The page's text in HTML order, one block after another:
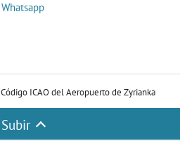
Whatsapp
Código ICAO del Aeropuerto de Zyrianka
Subir